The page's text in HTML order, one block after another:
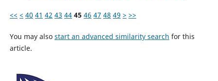
<< < 40 41 42 43 44 45 46 47 48 49 > >>
You may also start an advanced similarity search for this
article.